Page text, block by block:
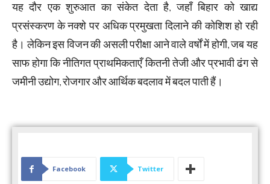
यह दौर एक शुरुआत का संकेत देता है, जहाँ बिहार को खाद्य
प्रसंस्करण के नक्शे पर अधिक प्रमुखता दिलाने की कोशिश हो रही
है। लेकिन इस विजन की असली परीक्षा आने वाले वर्षों में होगी, जब यह
साफ होगा कि नीतिगत प्राथमिकताएँ कितनी तेजी और प्रभावी ढंग से
जमीनी उद्योग, रोजगार और आर्थिक बदलाव में बदल पाती हैं।
Facebook Twitter